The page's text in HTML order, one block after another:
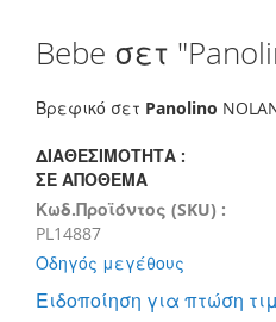
to
beginning
the
images
Bebe σετ
Βρεφικό σετ Panolino
ΔΙΑΘΕΣΙΜΌΤΗΤΑ :
ΣΕ ΑΠΌΘΕΜΑ
Κωδ.Προϊόντος (SKU) :
PL14887
Οδηγός μεγέθους
Ειδοποίηση για πτώση